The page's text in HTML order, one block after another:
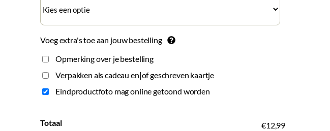
Voeg extra's toe aan jouw bestelling
Opmerking over je bestelling
Verpakken als cadeau en|of geschreven kaartje
Eindproductfoto mag online getoond worden
Totaal €12,99